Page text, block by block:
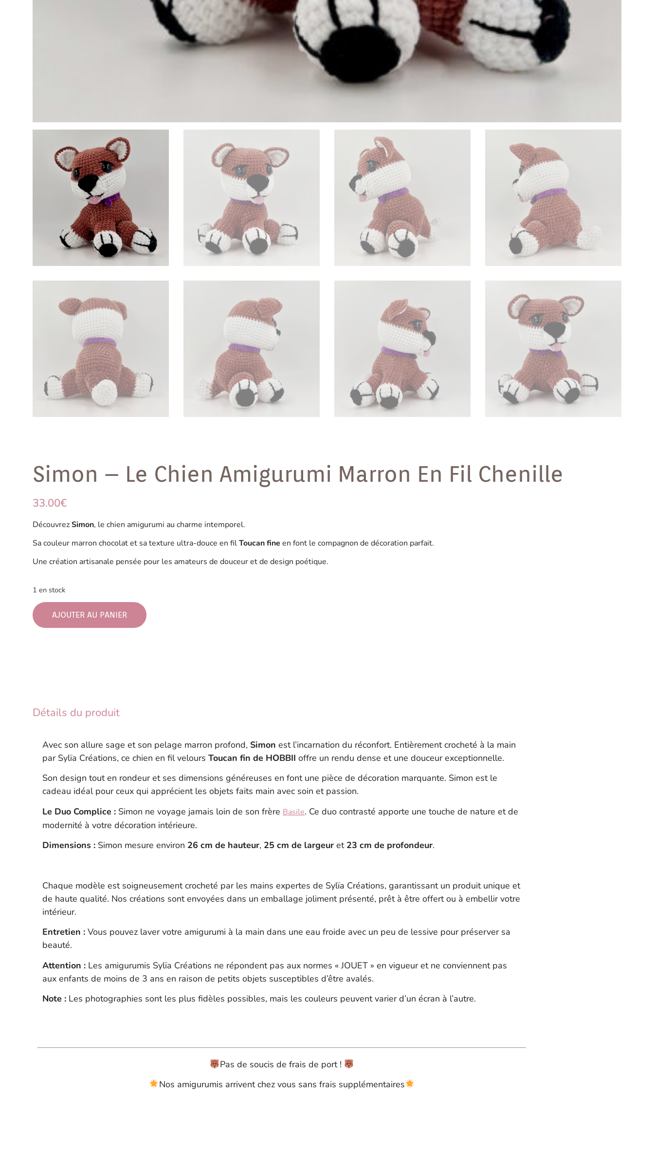
Simon – Le Chien Amigurumi Marron En Fil Chenille
33.00€
DécouvrezSimon, le chien amigurumi au charme intemporel.
Sa couleur marron chocolat et sa texture ultra-douce en filToucan fine en font le compagnon de décoration parfait.
Une création artisanale pensée pour les amateurs de douceur et de design poétique.
1 en stock
AJOUTER AU PANIER
Détails du produit
Avec son allure sage et son pelage marron profond, Simon est l’incarnation du réconfort. Entièrement crocheté à la main
par Sylïa Créations, ce chien en fil veloursToucan fin de HOBBII offre un rendu dense et une douceur exceptionnelle.
Son design tout en rondeur et ses dimensions généreuses en font une pièce de décoration marquante. Simon est le
cadeau idéal pour ceux qui apprécient les objets faits main avec soin et passion.
Le Duo Complice : Simon ne voyage jamais loin de son frère Basile. Ce duo contrasté apporte une touche de nature et de
modernité à votre décoration intérieure.
Dimensions : Simon mesure environ 26 cm de hauteur, 25 cm de largeur et 23 cm de profondeur.
Chaque modèle est soigneusement crocheté par les mains expertes de Sylïa Créations, garantissant un produit unique et
de haute qualité. Nos créations sont envoyées dans un emballage joliment présenté, prêt à être offert ou à embellir votre
intérieur.
Entretien : Vous pouvez laver votre amigurumi à la main dans une eau froide avec un peu de lessive pour préserver sa
beauté.
Attention : Les amigurumis Sylïa Créations ne répondent pas aux normes « JOUET » en vigueur et ne conviennent pas
aux enfants de moins de 3 ans en raison de petits objets susceptibles d’être avalés.
Note : Les photographies sont les plus fidèles possibles, mais les couleurs peuvent varier d’un écran à l’autre.
Pas de soucis de frais de port !
Nos amigurumis arrivent chez vous sans frais supplémentaires